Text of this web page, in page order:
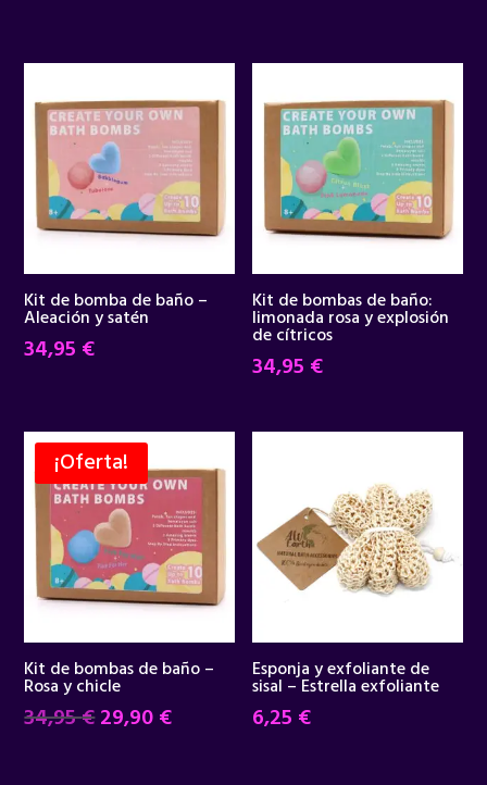
Kit de bomba de baño –
Aleación y satén
34,95 €
Kit de bombas de baño:
limonada rosa y explosión
de cítricos
34,95 €
¡Oferta!
Kit de bombas de baño –
Rosa y chicle
34,95€El
29,90€El
Esponja y exfoliante de
sisal – Estrella exfoliante
6,25 €